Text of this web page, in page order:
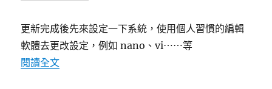
更新完成後先來設定一下系統，使用個人習慣的編輯
軟體去更改設定，例如 nano、vi⋯⋯等
閱讀全文〈在 Fedora 25 安裝 Nginx、PHP-FPM、